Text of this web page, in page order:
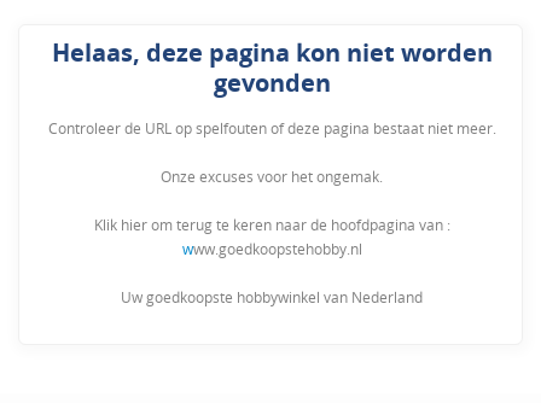
Helaas, deze pagina kon niet worden
gevonden
Controleer de URL op spelfouten of deze pagina bestaat niet meer.
Onze excuses voor het ongemak.
Klik hier om terug te keren naar de hoofdpagina van :
www.goedkoopstehobby.nl
Uw goedkoopste hobbywinkel van Nederland